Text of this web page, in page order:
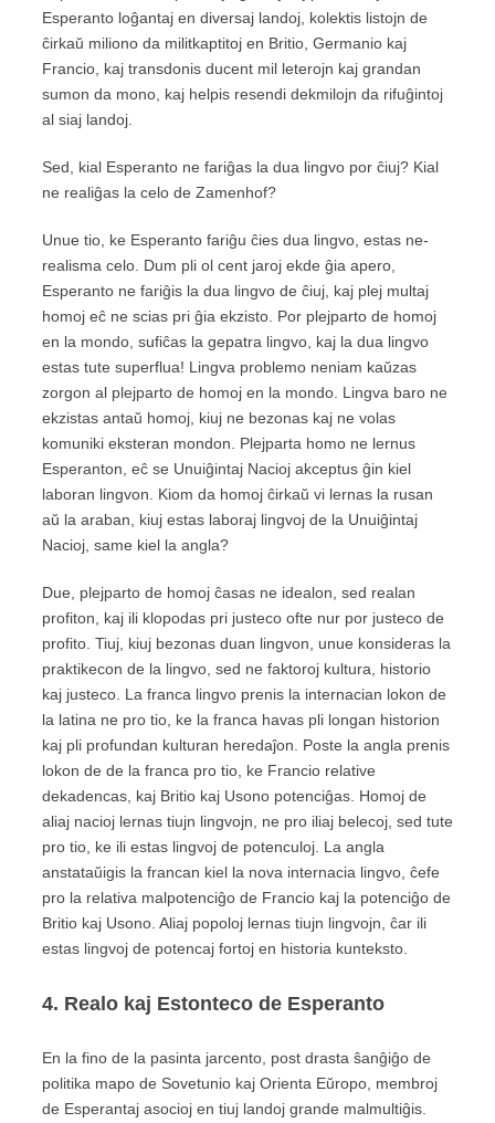
Esperanto loĝantaj en diversaj landoj, kolektis listojn de
ĉirkaŭ miliono da militkaptitoj en Britio, Germanio kaj
Francio, kaj transdonis ducent mil leterojn kaj grandan
sumon da mono, kaj helpis resendi dekmilojn da rifuĝintoj
al siaj landoj.
Sed, kial Esperanto ne fariĝas la dua lingvo por ĉiuj? Kial
ne realiĝas la celo de Zamenhof?
Unue tio, ke Esperanto fariĝu ĉies dua lingvo, estas ne-
realisma celo. Dum pli ol cent jaroj ekde ĝia apero,
Esperanto ne fariĝis la dua lingvo de ĉiuj, kaj plej multaj
homoj eĉ ne scias pri ĝia ekzisto. Por plejparto de homoj
en la mondo, sufiĉas la gepatra lingvo, kaj la dua lingvo
estas tute superflua! Lingva problemo neniam kaŭzas
zorgon al plejparto de homoj en la mondo. Lingva baro ne
ekzistas antaŭ homoj, kiuj ne bezonas kaj ne volas
komuniki eksteran mondon. Plejparta homo ne lernus
Esperanton, eĉ se Unuiĝintaj Nacioj akceptus ĝin kiel
laboran lingvon. Kiom da homoj ĉirkaŭ vi lernas la rusan
aŭ la araban, kiuj estas laboraj lingvoj de la Unuiĝintaj
Nacioj, same kiel la angla?
Due, plejparto de homoj ĉasas ne idealon, sed realan
profiton, kaj ili klopodas pri justeco ofte nur por justeco de
profito. Tiuj, kiuj bezonas duan lingvon, unue konsideras la
praktikecon de la lingvo, sed ne faktoroj kultura, historio
kaj justeco. La franca lingvo prenis la internacian lokon de
la latina ne pro tio, ke la franca havas pli longan historion
kaj pli profundan kulturan heredaĵon. Poste la angla prenis
lokon de de la franca pro tio, ke Francio relative
dekadencas, kaj Britio kaj Usono potenciĝas. Homoj de
aliaj nacioj lernas tiujn lingvojn, ne pro iliaj belecoj, sed tute
pro tio, ke ili estas lingvoj de potenculoj. La angla
anstataŭigis la francan kiel la nova internacia lingvo, ĉefe
pro la relativa malpotenciĝo de Francio kaj la potenciĝo de
Britio kaj Usono. Aliaj popoloj lernas tiujn lingvojn, ĉar ili
estas lingvoj de potencaj fortoj en historia kunteksto.
4. Realo kaj Estonteco de Esperanto
En la fino de la pasinta jarcento, post drasta ŝanĝiĝo de
politika mapo de Sovetunio kaj Orienta Eŭropo, membroj
de Esperantaj asocioj en tiuj landoj grande malmultiĝis.